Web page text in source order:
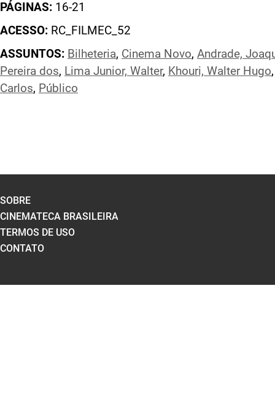
PÁGINAS: 16-21
ACESSO: RC_FILMEC_52
ASSUNTOS: Bilheteria, Cinema Novo, Andrade,
Pereira dos, Lima Junior, Walter, Khouri, Walter Hugo
Carlos, Público
SOBRE
CINEMATECA BRASILEIRA
TERMOS DE USO
CONTATO